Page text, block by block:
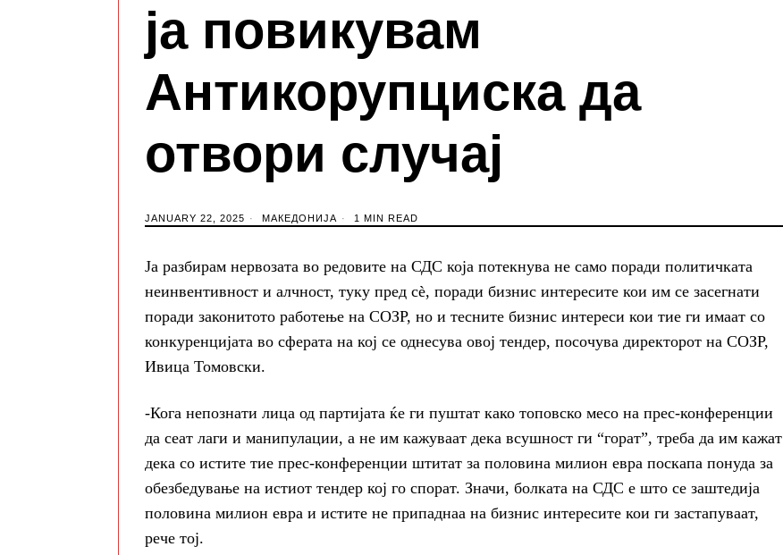
ја повикувам
Антикорупциска да
отвори случај
JANUARY 22, 2025 МАКЕДОНИЈА 1 MIN READ
Ја разбирам нервозата во редовите на СДС која потекнува не само поради политичката
неинвентивност и алчност, туку пред сѐ, поради бизнис интересите кои им се засегнати
поради законитото работење на СОЗР, но и тесните бизнис интереси кои тие ги имаат со
конкуренцијата во сферата на кој се однесува овој тендер, посочува директорот на СОЗР,
Ивица Томовски.
-Кога непознати лица од партијата ќе ги пуштат како топовско месо на прес-конференции
да сеат лаги и манипулации, а не им кажуваат дека всушност ги “горат”, треба да им кажат
дека со истите тие прес-конференции штитат за половина милион евра поскапа понуда за
обезбедување на истиот тендер кој го спорат. Значи, болката на СДС е што се заштедија
половина милион евра и истите не припаднаа на бизнис интересите кои ги застапуваат,
рече тој.